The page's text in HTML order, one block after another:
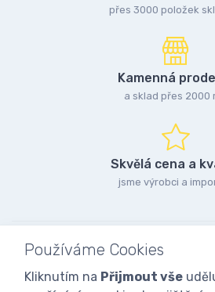
přes 3000 položek
Kamenná
a sklad přes 2000
Skvělá cena a
jsme výrobci a
Používáme Cookies
Kliknutím na Přijmout vše